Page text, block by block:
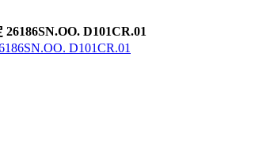
D101CR.01
D101CR.01